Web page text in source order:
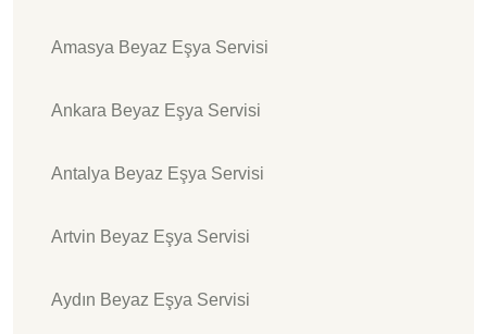
Amasya Beyaz Eşya Servisi
Ankara Beyaz Eşya Servisi
Antalya Beyaz Eşya Servisi
Artvin Beyaz Eşya Servisi
Aydın Beyaz Eşya Servisi